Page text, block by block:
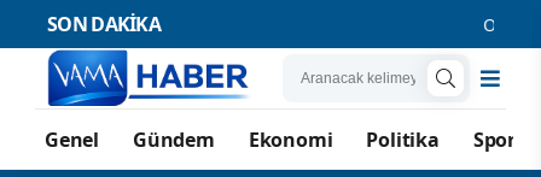
SON DAKİKA ODTÜ
Genel Gündem Ekonomi Politika Spor